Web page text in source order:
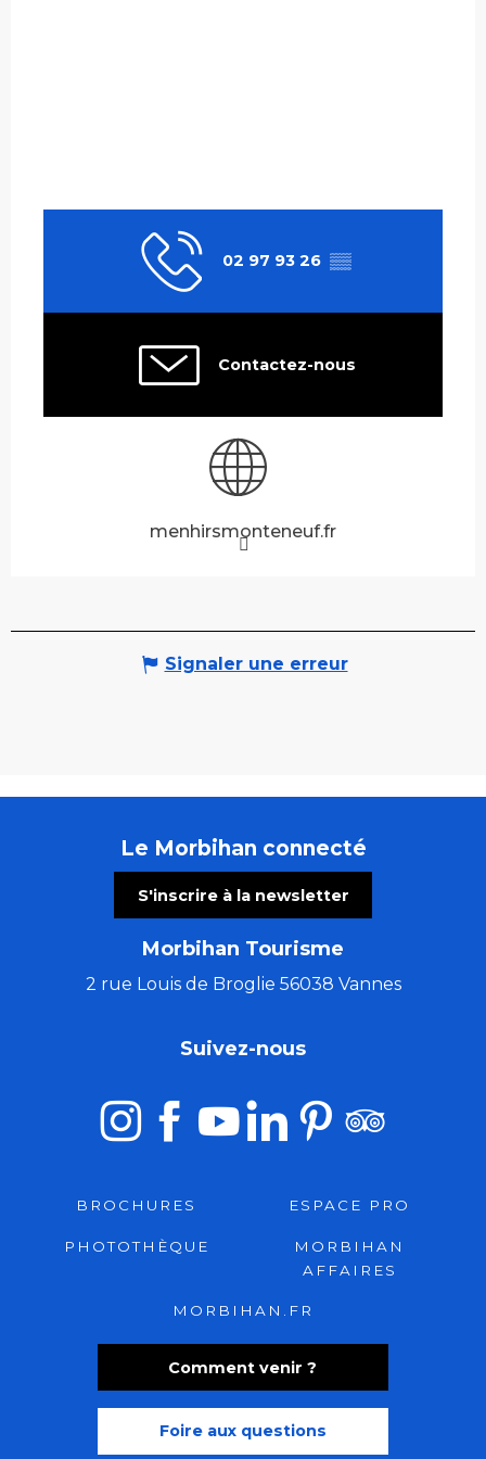
02 97 93 26 ▒▒
Contactez-nous
menhirsmonteneuf.fr
Signaler une erreur
Le Morbihan connecté
S'inscrire à la newsletter
Morbihan Tourisme
2 rue Louis de Broglie 56038 Vannes
Comment venir ?
Foire aux questions
Suivez-nous
BROCHURES ESPACE PRO
PHOTOTHÈQUE
MORBIHAN
AFFAIRES
MORBIHAN.FR